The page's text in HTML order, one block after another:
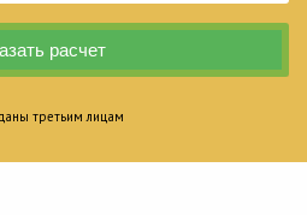
третьим лицам